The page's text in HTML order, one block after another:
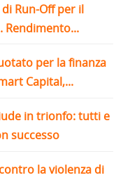
di Run-Off per il
Rendimento...
per la finanza
Capital,...
in trionfo: tutti e
successo
la violenza di